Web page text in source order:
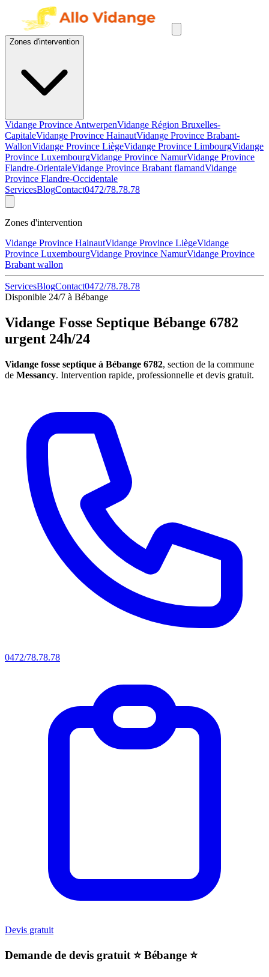
Zones d'intervention
Vidange Province AntwerpenVidange Région Bruxelles-
CapitaleVidange Province HainautVidange Province Brabant-
WallonVidange Province LiègeVidange Province LimbourgVidange
Province LuxembourgVidange Province NamurVidange Province
Flandre-OrientaleVidange Province Brabant flamandVidange
Province Flandre-Occidentale
ServicesBlogContact0472/78.78.78
Zones d'intervention
Vidange Province HainautVidange Province LiègeVidange
Province LuxembourgVidange Province NamurVidange Province
Brabant wallon
ServicesBlogContact0472/78.78.78
Disponible 24/7 à Bébange
Vidange Fosse Septique Bébange 6782
urgent 24h/24
Vidange fosse septique à Bébange 6782, section de la commune
de Messancy. Intervention rapide, professionnelle et devis gratuit.
0472/78.78.78
Devis gratuit
Demande de devis gratuit ⭐️ Bébange ⭐️